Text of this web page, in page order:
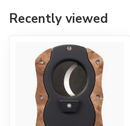
Recently viewed